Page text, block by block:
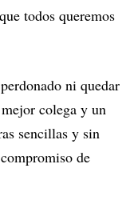
todos queremos
ni quedar
colega y un
sencillas y sin
de